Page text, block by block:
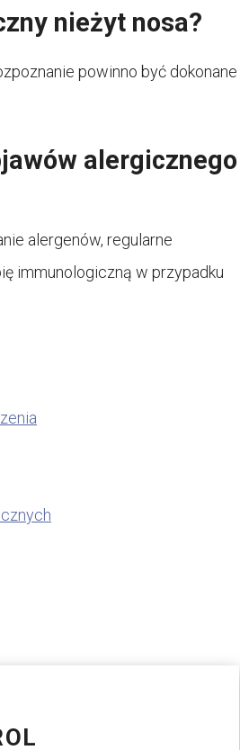
nieżyt nosa?
powinno być dokonane
alergicznego
alergenów, regularne
immunologiczną w przypadku